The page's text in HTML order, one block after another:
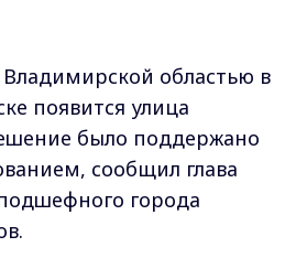
областью в
появится улица
было поддержано
сообщил глава
города